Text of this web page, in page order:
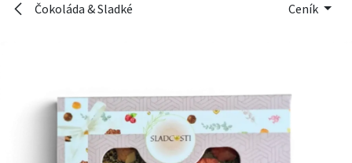
Čokoláda & Sladké Ceník